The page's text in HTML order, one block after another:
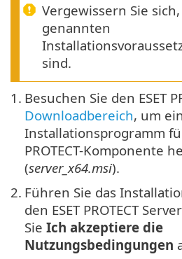
Vergewissern Sie
genannten
sind.
1. Besuchen Sie den ESET
Downloadbereich, um
Installationsprogramm
PROTECT-Komponente
(server_x64.msi).
2. Führen Sie das
den ESET PROTECT
Sie Ich akzeptiere die
Nutzungsbedingungen